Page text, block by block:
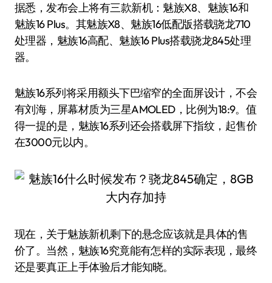
据悉，发布会上将有三款新机：魅族X8、魅族16和
魅族16 Plus。其魅族X8、魅族16低配版搭载骁龙710
处理器，魅族16高配、魅族16 Plus搭载骁龙845处理
器。
魅族16系列将采用额头下巴缩窄的全面屏设计，不会
有刘海，屏幕材质为三星AMOLED，比例为18:9。值
得一提的是，魅族16系列还会搭载屏下指纹，起售价
在3000元以内。
现在，关于魅族新机剩下的悬念应该就是具体的售
价了。当然，魅族16究竟能有怎样的实际表现，最终
还是要真正上手体验后才能知晓。